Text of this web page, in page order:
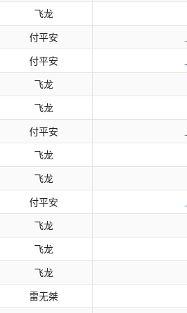
飞龙
付平安
付平安
飞龙
飞龙
付平安
飞龙
飞龙
付平安
飞龙
飞龙
飞龙
雷无桀